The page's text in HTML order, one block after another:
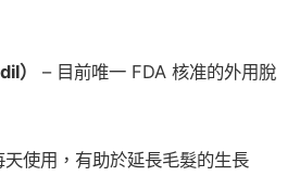
）
– 目前唯一 FDA 核准的外用脫
天使用，有助於延長毛髮的生長